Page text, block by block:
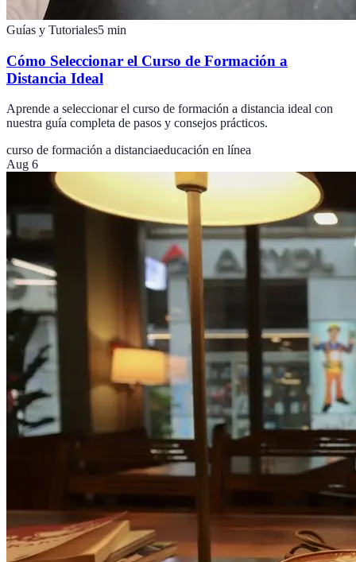
Guías y Tutoriales5 min
Cómo Seleccionar el Curso de Formación a
Distancia Ideal
Aprende a seleccionar el curso de formación a distancia ideal con
nuestra guía completa de pasos y consejos prácticos.
curso de formación a distanciaeducación en línea
Aug 6